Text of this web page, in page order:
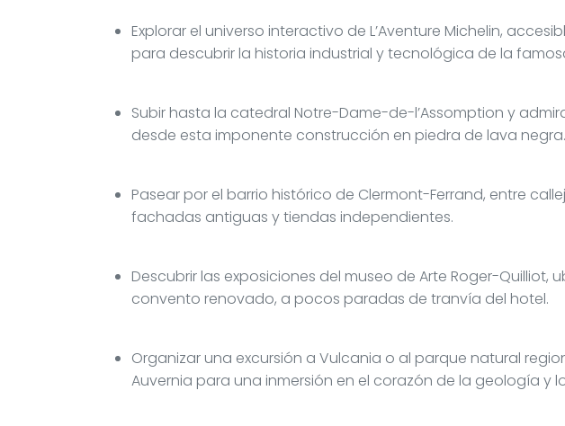
Explorar el universo interactivo de L’Aventure Michelin,
para descubrir la historia industrial y tecnológica de la
Subir hasta la catedral Notre-Dame-de-l’Assomption y
desde esta imponente construcción en piedra de lava negra.
Pasear por el barrio histórico de Clermont-Ferrand, entre
fachadas antiguas y tiendas independientes.
Descubrir las exposiciones del museo de Arte Roger-Quilliot,
convento renovado, a pocos paradas de tranvía del hotel.
Organizar una excursión a Vulcania o al parque natural
Auvernia para una inmersión en el corazón de la geología y